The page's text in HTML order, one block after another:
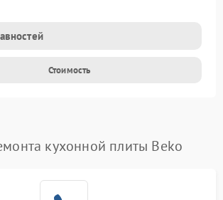
Стоимость
кухонной плиты Beko